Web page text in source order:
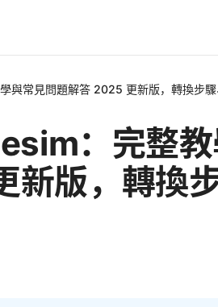
與常見問題解答 2025 更新版，轉換步
：完整
新版，轉換